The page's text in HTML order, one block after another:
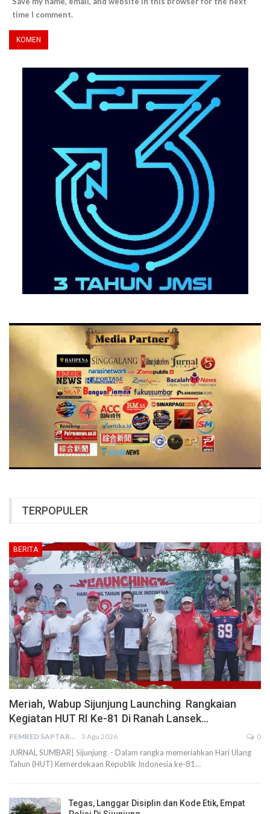
time I comment.
TERPOPULER
BERITA
Meriah, Wabup Sijunjung Launching Rangkaian
Kegiatan HUT RI Ke-81 Di Ranah Lansek…
PEMRED SAPTARIUS 3 Agu 2026 0
JURNAL SUMBAR| Sijunjung - Dalam rangka memeriahkan Hari Ulang
Tahun (HUT) Kemerdekaan Republik Indonesia ke-81…
Tegas, Langgar Disiplin dan Kode Etik, Empat